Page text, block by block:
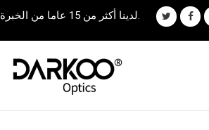
لدينا أكثر من 15 عاما من الخبرة.